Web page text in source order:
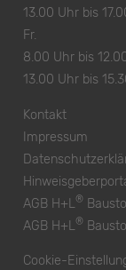
13.00 Uhr bis
Fr.
8.00 Uhr bis
13.00 Uhr bis
Kontakt
Impressum
AGB H+L®
AGB H+L®
Cookie-